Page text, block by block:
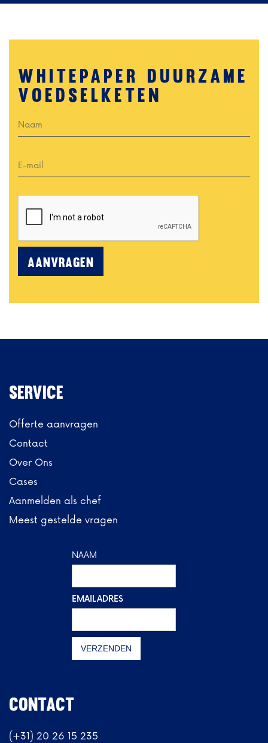
Whitepaper duurzame
voedselketen
Service
Offerte aanvragen
Contact
Over Ons
Cases
Aanmelden als chef
Meest gestelde vragen
CONTACT
(+31) 20 26 15 235
NAAM
EMAILADRES